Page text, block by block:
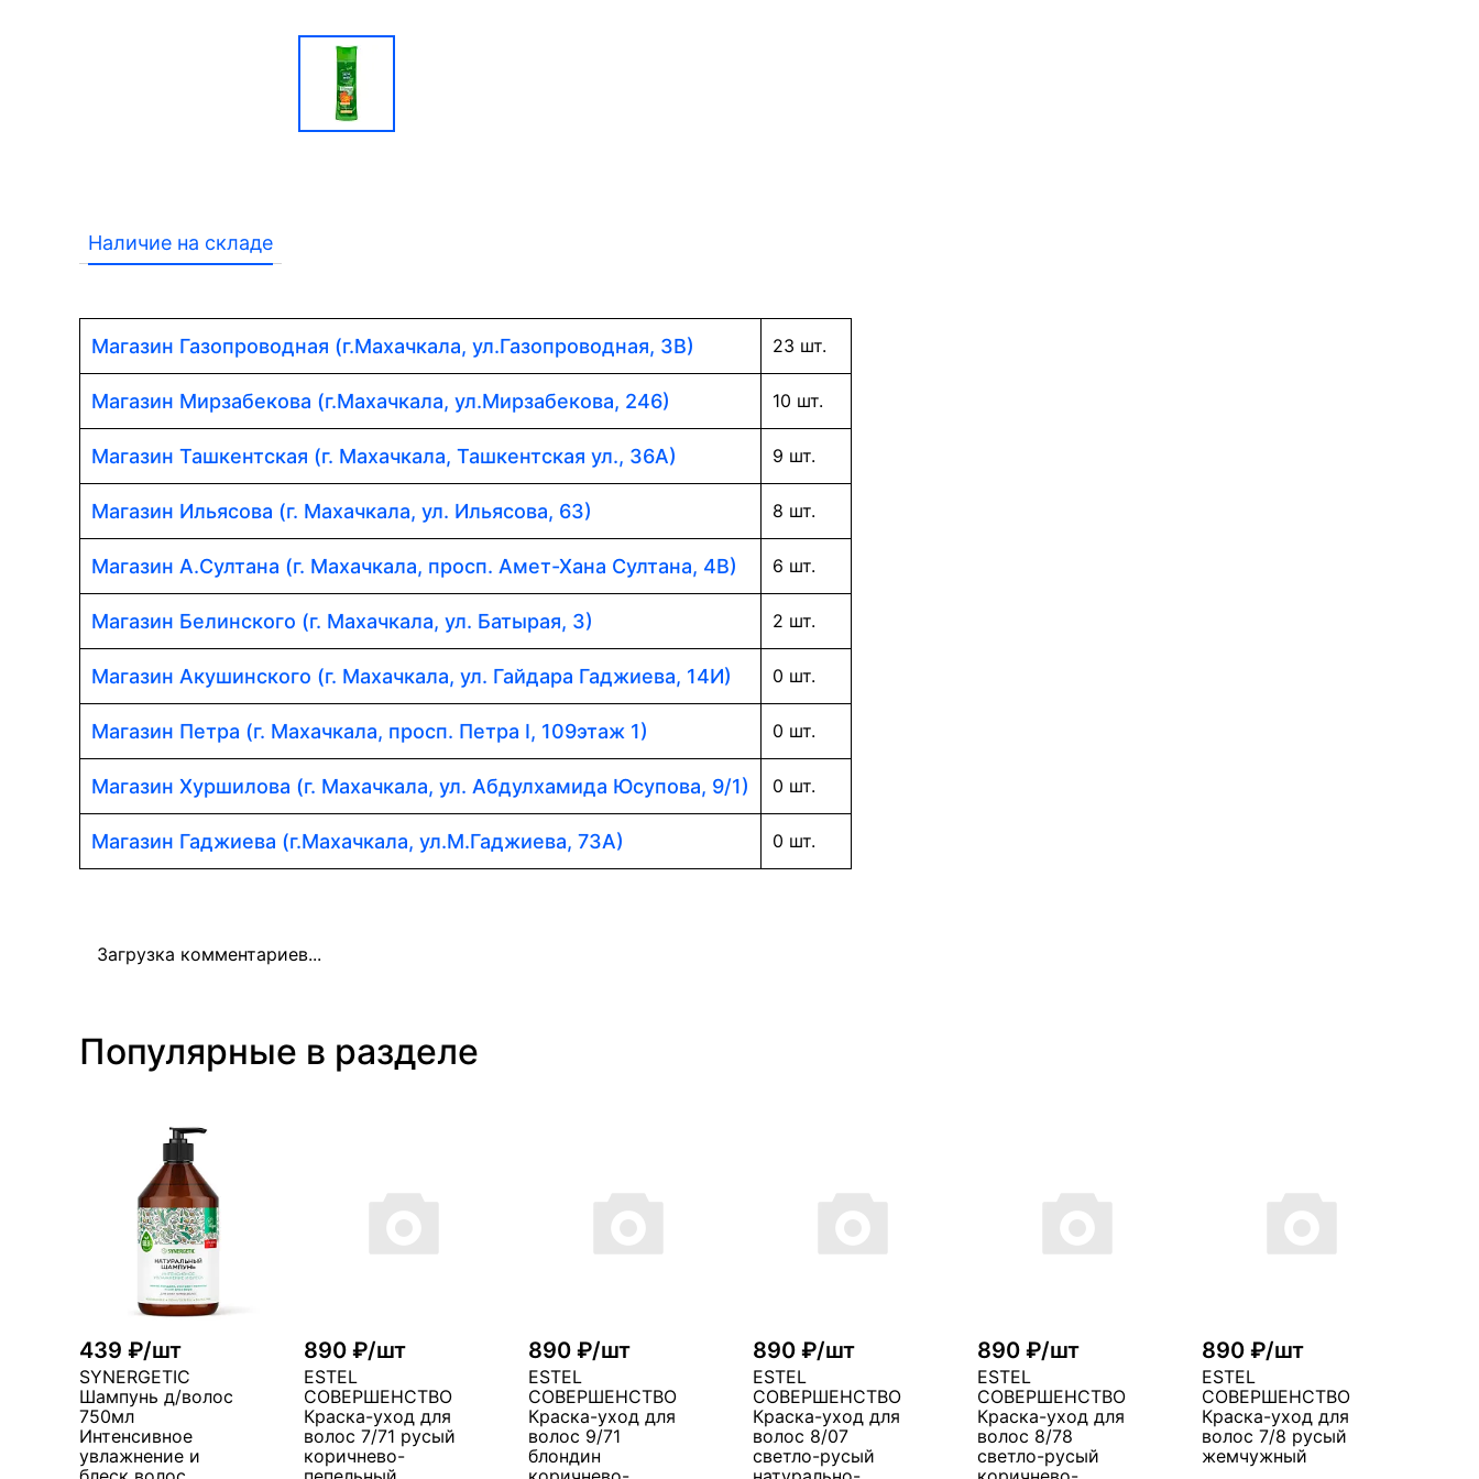
Наличие на складе
Магазин Газопроводная (г.Махачкала, ул.Газопроводная, 3В) 23 шт.
Магазин Мирзабекова (г.Махачкала, ул.Мирзабекова, 246) 10 шт.
Магазин Ташкентская (г. Махачкала, Ташкентская ул., 36А) 9 шт.
Магазин Ильясова (г. Махачкала, ул. Ильясова, 63) 8 шт.
Магазин А.Султана (г. Махачкала, просп. Амет-Хана Султана, 4В) 6 шт.
Магазин Белинского (г. Махачкала, ул. Батырая, 3) 2 шт.
Магазин Акушинского (г. Махачкала, ул. Гайдара Гаджиева, 14И) 0 шт.
Магазин Петра (г. Махачкала, просп. Петра I, 109этаж 1) 0 шт.
Магазин Хуршилова (г. Махачкала, ул. Абдулхамида Юсупова, 9/1) 0 шт.
Магазин Гаджиева (г.Махачкала, ул.М.Гаджиева, 73А) 0 шт.
Загрузка комментариев...
Популярные в разделе
439 ₽/шт
SYNERGETIC
Шампунь д/волос
750мл
Интенсивное
увлажнение и
890 ₽/шт
ESTEL
СОВЕРШЕНСТВО
Краска-уход для
волос 7/71 русый
коричнево-
890 ₽/шт
ESTEL
СОВЕРШЕНСТВО
Краска-уход для
волос 9/71
блондин
890 ₽/шт
ESTEL
СОВЕРШЕНСТВО
Краска-уход для
волос 8/07
светло-русый
890 ₽/шт
ESTEL
СОВЕРШЕНСТВО
Краска-уход для
волос 8/78
светло-русый
890 ₽/шт
ESTEL
СОВЕРШЕНСТВО
Краска-уход для
волос 7/8 русый
жемчужный